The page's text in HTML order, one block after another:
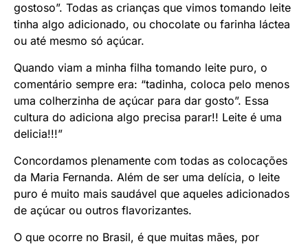
gostoso”. Todas as crianças que vimos tomando leite
tinha algo adicionado, ou chocolate ou farinha láctea
ou até mesmo só açúcar.
Quando viam a minha filha tomando leite puro, o
comentário sempre era: “tadinha, coloca pelo menos
uma colherzinha de açúcar para dar gosto”. Essa
cultura do adiciona algo precisa parar!! Leite é uma
delicia!!!”
Concordamos plenamente com todas as colocações
da Maria Fernanda. Além de ser uma delícia, o leite
puro é muito mais saudável que aqueles adicionados
de açúcar ou outros flavorizantes.
O que ocorre no Brasil, é que muitas mães, por